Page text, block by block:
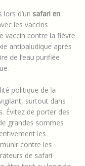
d’un safari en
les vaccins
vaccin contre la fièvre
antipaludique après
de l’eau purifiée
politique de la
surtout dans
Évitez de porter des
grandes sommes
les
contre les
de safari